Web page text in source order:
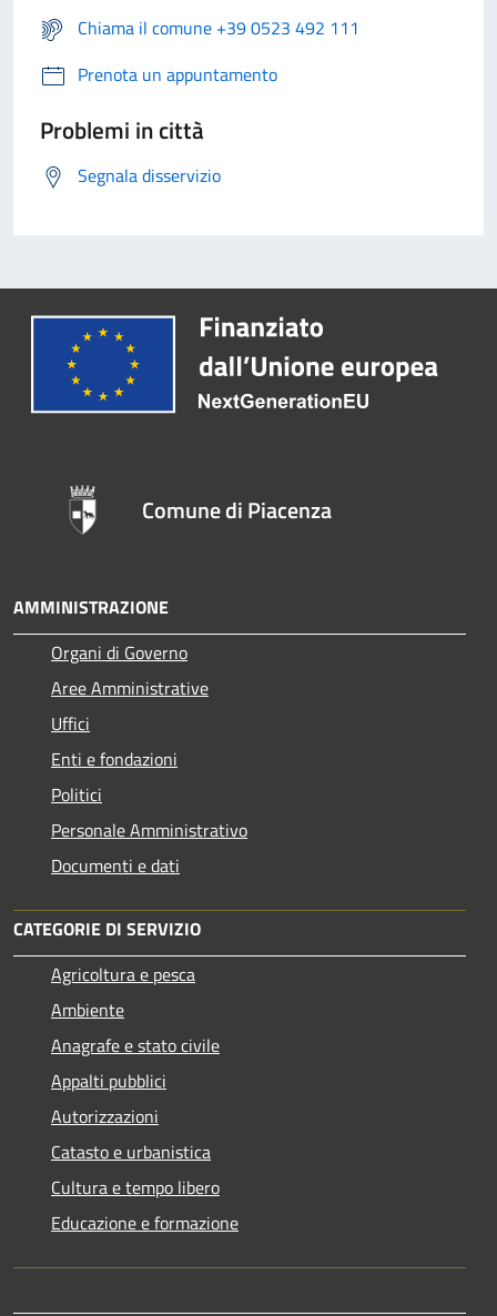
Chiama il comune +39 0523 492 111
Prenota un appuntamento
Problemi in città
Segnala disservizio
Comune di Piacenza
AMMINISTRAZIONE
Organi di Governo
Aree Amministrative
Uffici
Enti e fondazioni
Politici
Personale Amministrativo
Documenti e dati
CATEGORIE DI SERVIZIO
Agricoltura e pesca
Ambiente
Anagrafe e stato civile
Appalti pubblici
Autorizzazioni
Catasto e urbanistica
Cultura e tempo libero
Educazione e formazione